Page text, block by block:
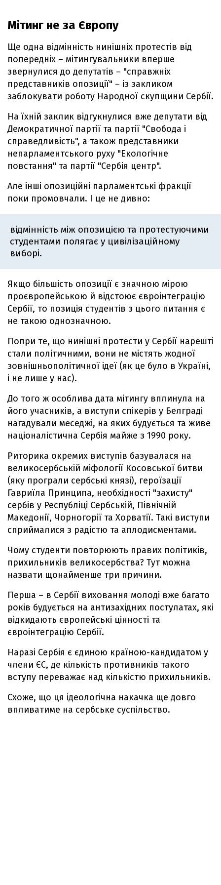
Мітинг не за Європу
Ще одна відмінність нинішніх протестів від
попередніх – мітингувальники вперше
звернулися до депутатів – "справжніх
представників опозиції" – із закликом
заблокувати роботу Народної скупщини Сербії.
На їхній заклик відгукнулися вже депутати від
Демократичної партії та партії "Свобода і
справедливість", а також представники
непарламентського руху "Екологічне
повстання" та партії "Сербія центр".
Але інші опозиційні парламентські фракції
поки промовчали. І це не дивно:
відмінність між опозицією та протестуючими
студентами полягає у цивілізаційному
виборі.
Якщо більшість опозиції є значною мірою
проєвропейською й відстоює євроінтеграцію
Сербії, то позиція студентів з цього питання є
не такою однозначною.
Попри те, що нинішні протести у Сербії нарешті
стали політичними, вони не містять жодної
зовнішньополітичної ідеї (як це було в Україні,
і не лише у нас).
До того ж особлива дата мітингу вплинула на
його учасників, а виступи спікерів у Белграді
нагадували меседжі, на яких будується та живе
націоналістична Сербія майже з 1990 року.
Риторика окремих виступів базувалася на
великосербській міфології Косовської битви
(яку програли сербські князі), героїзації
Гавриїла Принципа, необхідності "захисту"
сербів у Республіці Сербській, Північній
Македонії, Чорногорії та Хорватії. Такі виступи
сприймалися з радістю та аплодисментами.
Чому студенти повторюють правих політиків,
прихильників великосербства? Тут можна
назвати щонайменше три причини.
Перша – в Сербії виховання молоді вже багато
років будується на антизахідних постулатах, які
відкидають європейські цінності та
євроінтеграцію Сербії.
Наразі Сербія є єдиною країною-кандидатом у
члени ЄС, де кількість противників такого
вступу переважає над кількістю прихильників.
Схоже, що ця ідеологічна накачка ще довго
впливатиме на сербське суспільство.